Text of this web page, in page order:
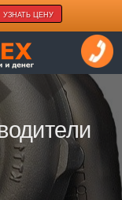
УЗНАТЬ ЦЕНУ